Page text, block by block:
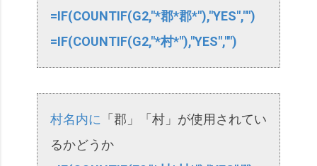
=IF(COUNTIF(G2,"*郡*郡*"),"YES","")
=IF(COUNTIF(G2,"*村*"),"YES","")
村名内に 「郡」「村」が使用されてい
るかどうか